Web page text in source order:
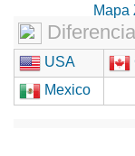
Mapa
USA
Mexico